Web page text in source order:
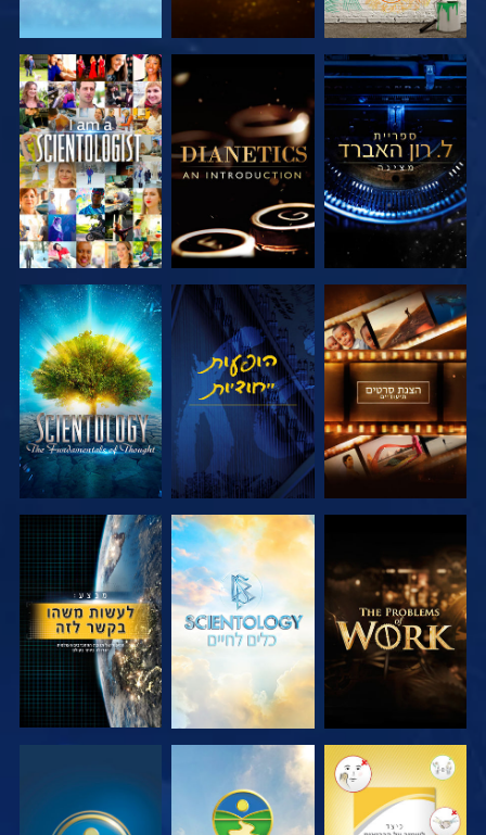
בדוק את הסדרה בדוק את הסדרה צפה
בדוק את הסדרה צפה בדוק את הסדרה
בדוק את הסדרה בדוק את הסדרה צפה
צפה צפה צפה